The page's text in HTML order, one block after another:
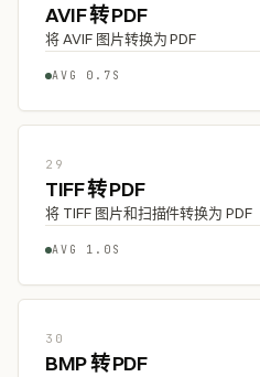
AVIF 转 PDF
将 AVIF 图片转换为 PDF
AVG 0.7S
29
TIFF 转 PDF
将 TIFF 图片和扫描件转换为 PDF
AVG 1.0S
30
BMP 转 PDF